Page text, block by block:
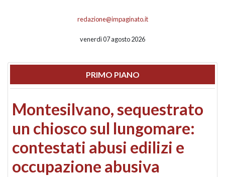
redazione@impaginato.it
venerdì 07 agosto 2026
PRIMO PIANO
Montesilvano, sequestrato
un chiosco sul lungomare:
contestati abusi edilizi e
occupazione abusiva